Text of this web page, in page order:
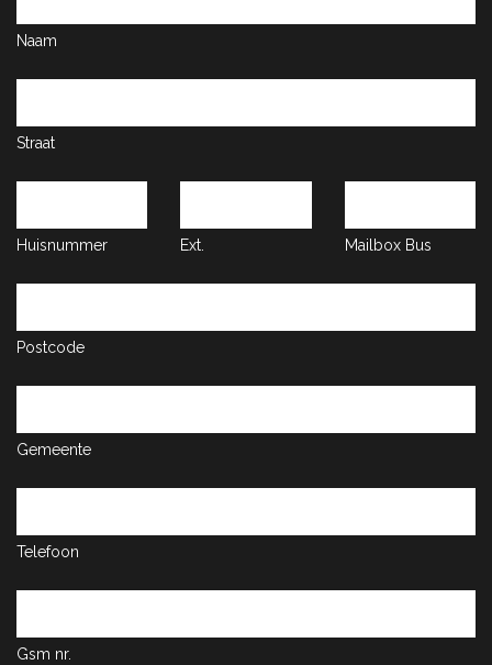
Naam
Straat
Huisnummer Ext. Mailbox Bus
Postcode
Gemeente
Telefoon
Gsm nr.